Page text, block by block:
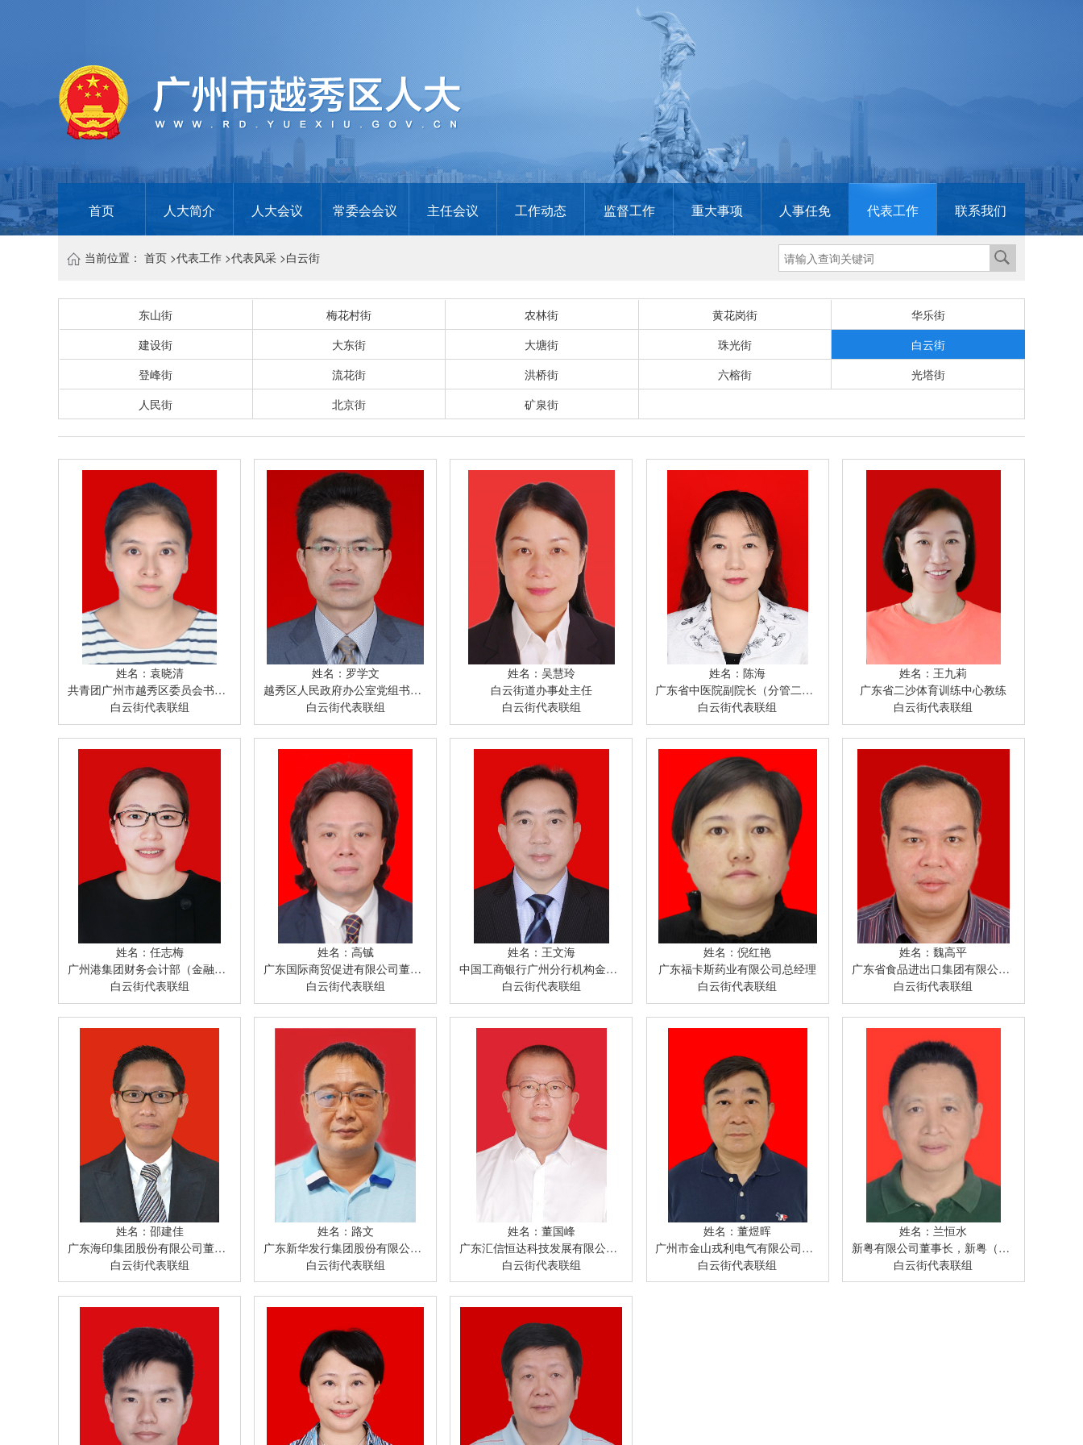
首页 人大简介 人大会议 常委会会议 主任会议 工作动态 监督工作 重大事项 人事任免 代表工作 联系我们
当前位置：首页 >代表工作 >代表风采 >白云街
东山街 梅花村街 农林街 黄花岗街
华乐街
建设街
大东街 大塘街 珠光街
白云街
登峰街
流花街 洪桥街 六榕街
光塔街
人民街
北京街 矿泉街
姓名：袁晓清
共青团广州市越秀区委员会书记，越秀区林业和园林局党组书记、局长，越秀区建设水务局副书记
白云街代表联组
姓名：罗学文
越秀区人民政府办公室党组书记、主任、一级调研员
白云街代表联组
姓名：吴慧玲
白云街道办事处主任
白云街代表联组
姓名：陈海
广东省中医院副院长（分管二沙岛医院）
白云街代表联组
姓名：王九莉
广东省二沙体育训练中心教练
白云街代表联组
姓名：任志梅
广州港集团财务会计部（金融工作部、结算中心）副部长（副主任）
白云街代表联组
姓名：高铖
广东国际商贸促进有限公司董事长
白云街代表联组
姓名：王文海
中国工商银行广州分行机构金融业务部总经理
白云街代表联组
姓名：倪红艳
广东福卡斯药业有限公司总经理
白云街代表联组
姓名：魏高平
广东省食品进出口集团有限公司党委书记、董事长
白云街代表联组
姓名：邵建佳
广东海印集团股份有限公司董事总裁
白云街代表联组
姓名：路文
广东新华发行集团股份有限公司党委委员、副总经理
白云街代表联组
姓名：董国峰
广东汇信恒达科技发展有限公司董事长
白云街代表联组
姓名：董煜晖
广州市金山戎利电气有限公司董事长
白云街代表联组
姓名：兰恒水
新粤有限公司董事长，新粤（广州）投资有限公司党委书记、董事长
白云街代表联组